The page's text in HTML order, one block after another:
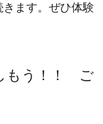
きます。ぜひ体験
もう！！ ご